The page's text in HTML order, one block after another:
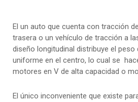
El un auto que cuenta con tracción
trasera o un vehículo de tracción a
diseño longitudinal distribuye el peso
uniforme en el centro, lo cual se
motores en V de alta capacidad o
El único inconveniente que existe